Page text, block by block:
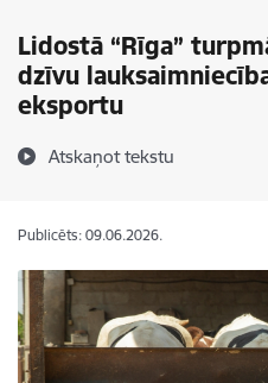
Lidostā “Rīga”
dzīvu
eksportu
Atskaņot tekstu
Publicēts: 09.06.2026.